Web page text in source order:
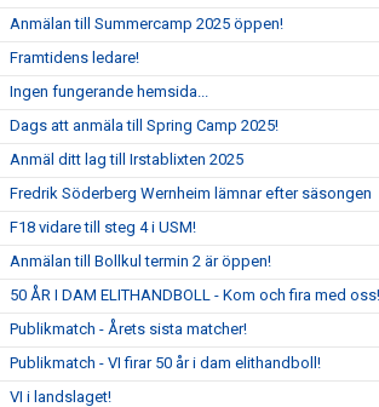
Anmälan till Summercamp 2025 öppen!
Framtidens ledare!
Ingen fungerande hemsida...
Dags att anmäla till Spring Camp 2025!
Anmäl ditt lag till Irstablixten 2025
Fredrik Söderberg Wernheim lämnar efter säsongen
F18 vidare till steg 4 i USM!
Anmälan till Bollkul termin 2 är öppen!
50 ÅR I DAM ELITHANDBOLL - Kom och fira med oss!
Publikmatch - Årets sista matcher!
Publikmatch - VI firar 50 år i dam elithandboll!
VI i landslaget!